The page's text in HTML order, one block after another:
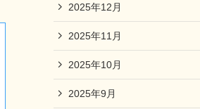
2025年12月
2025年11月
2025年10月
2025年9月